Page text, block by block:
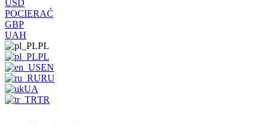
USD
POCIERAĆ
GBP
UAH
PL
PL
EN
RU
UA
TR